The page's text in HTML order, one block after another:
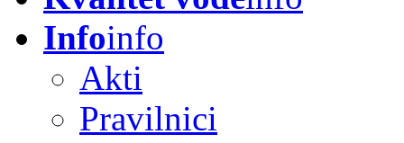
Infoinfo
Akti
Pravilnici